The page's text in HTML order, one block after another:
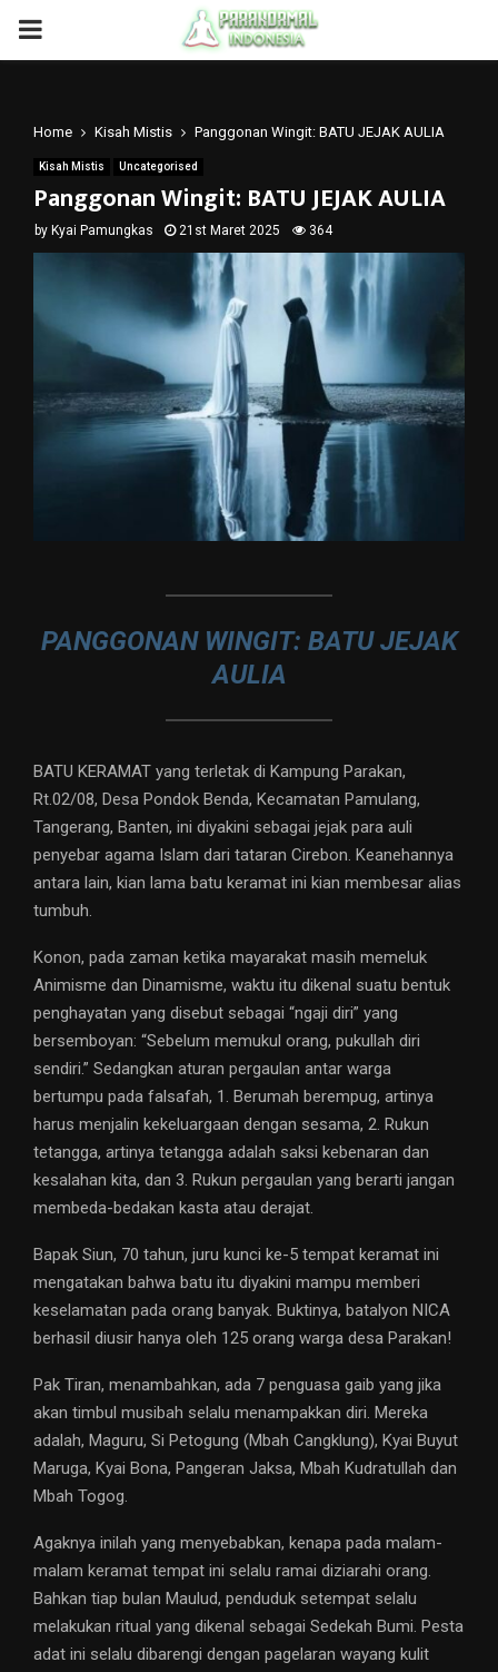
PRIMARY
Home Kisah Mistis Panggonan Wingit: BATU JEJAK AULIA
Kisah Mistis Uncategorised
Panggonan Wingit: BATU JEJAK AULIA
by Kyai Pamungkas 21st Maret 2025 364
PANGGONAN WINGIT: BATU JEJAK
AULIA
BATU KERAMAT yang terletak di Kampung Parakan,
Rt.02/08, Desa Pondok Benda, Kecamatan Pamulang,
Tangerang, Banten, ini diyakini sebagai jejak para auli
penyebar agama Islam dari tataran Cirebon. Keanehannya
antara lain, kian lama batu keramat ini kian membesar alias
tumbuh.
Konon, pada zaman ketika mayarakat masih memeluk
Animisme dan Dinamisme, waktu itu dikenal suatu bentuk
penghayatan yang disebut sebagai “ngaji diri” yang
bersemboyan: “Sebelum memukul orang, pukullah diri
sendiri.” Sedangkan aturan pergaulan antar warga
bertumpu pada falsafah, 1. Berumah berempug, artinya
harus menjalin kekeluargaan dengan sesama, 2. Rukun
tetangga, artinya tetangga adalah saksi kebenaran dan
kesalahan kita, dan 3. Rukun pergaulan yang berarti jangan
membeda-bedakan kasta atau derajat.
Bapak Siun, 70 tahun, juru kunci ke-5 tempat keramat ini
mengatakan bahwa batu itu diyakini mampu memberi
keselamatan pada orang banyak. Buktinya, batalyon NICA
berhasil diusir hanya oleh 125 orang warga desa Parakan!
Pak Tiran, menambahkan, ada 7 penguasa gaib yang jika
akan timbul musibah selalu menampakkan diri. Mereka
adalah, Maguru, Si Petogung (Mbah Cangklung), Kyai Buyut
Maruga, Kyai Bona, Pangeran Jaksa, Mbah Kudratullah dan
Mbah Togog.
Agaknya inilah yang menyebabkan, kenapa pada malam-
malam keramat tempat ini selalu ramai diziarahi orang.
Bahkan tiap bulan Maulud, penduduk setempat selalu
melakukan ritual yang dikenal sebagai Sedekah Bumi. Pesta
adat ini selalu dibarengi dengan pagelaran wayang kulit